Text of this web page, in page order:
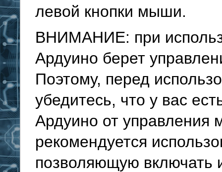
левой кнопки мыши.
ВНИМАНИЕ: при
Ардуино берет
Поэтому, перед
убедитесь, что у вас
Ардуино от
рекомендуется
позволяющую включать